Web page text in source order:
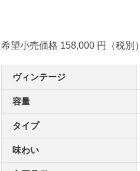
希望小売価格 158,000 円（税別）
ヴィンテージ
容量
タイプ
味わい